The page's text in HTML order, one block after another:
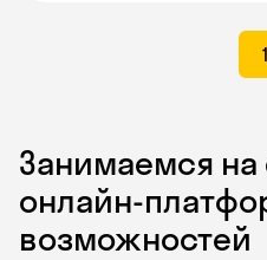
1
Занимаемся на
онлайн-
возможностей